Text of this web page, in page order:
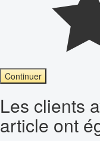
Continuer
Les clients
article ont